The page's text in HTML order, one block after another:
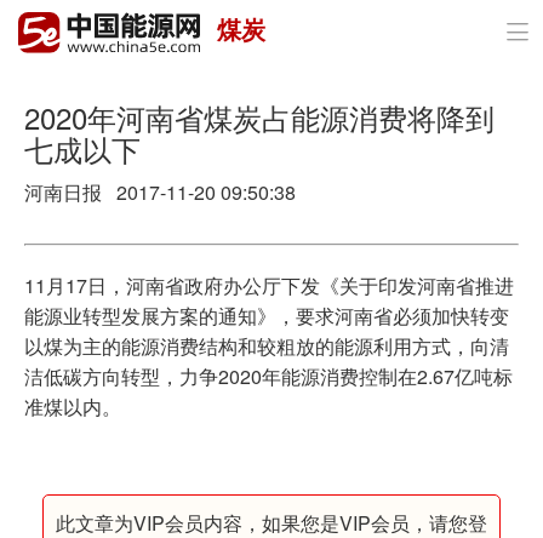
首页
政策与经济
电力
新能源
节能环保
煤炭 
2020年河南省煤炭占能源消费将降到
七成以下
河南日报 2017-11-20 09:50:38
11月17日，河南省政府办公厅下发《关于印发河南省推进
能源业转型发展方案的通知》，要求河南省必须加快转变
以煤为主的能源消费结构和较粗放的能源利用方式，向清
洁低碳方向转型，力争2020年能源消费控制在2.67亿吨标
准煤以内。
此文章为VIP会员内容，如果您是VIP会员，请您登